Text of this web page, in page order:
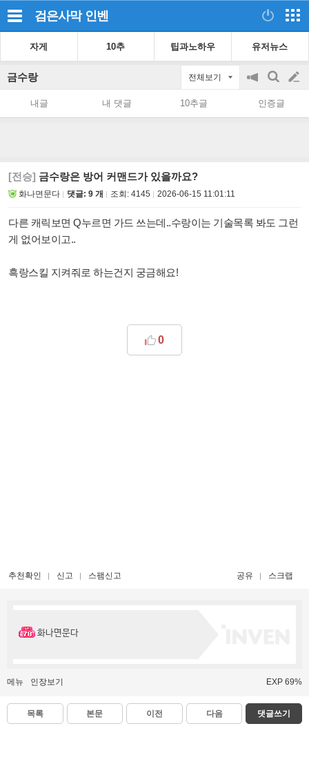
검은사막 인벤
자게 10추 팁과노하우 유저뉴스
금수랑 전체보기
공
on/off
검
색
글
쓰
내글 내 댓글 10추글 인증글
[전승] 금수랑은 방어 커맨드가 있을까요?
화나면문다 댓글: 9 개 조회: 4145 2026-06-15 11:01:11
다른 캐릭보면 Q누르면 가드 쓰는데..수랑이는 기술목록 봐도 그런
게 없어보이고..
흑랑스킬 지켜줘로 하는건지 궁금해요!
0
추천확인 신고 스팸신고 공유 스크랩
화나면문다
메뉴 인장보기 EXP 69%
목록 본문 이전 다음 댓글쓰기